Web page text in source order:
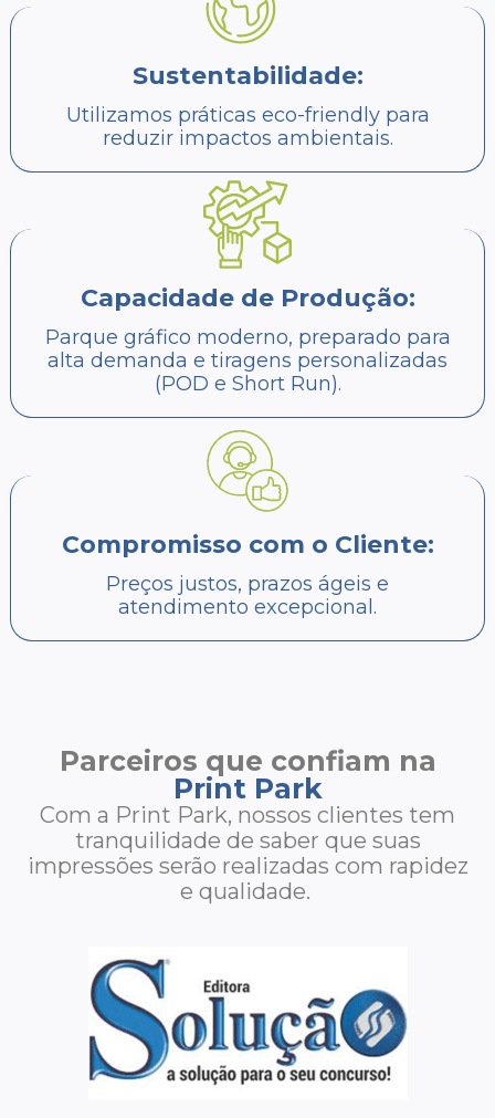
Sustentabilidade:
Utilizamos práticas eco-friendly para
reduzir impactos ambientais.
Capacidade de Produção:
Parque gráfico moderno, preparado para
alta demanda e tiragens personalizadas
(POD e Short Run).
Compromisso com o Cliente:
Preços justos, prazos ágeis e
atendimento excepcional.
Parceiros que confiam na
Print Park
Com a Print Park, nossos clientes tem
tranquilidade de saber que suas
impressões serão realizadas com rapidez
e qualidade.